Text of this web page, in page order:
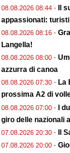
08.08.2026 08:44 - Il
appassionati:
08.08.2026 08:16 -
Langella!
08.08.2026 08:00 -
azzurra di canoa
08.08.2026 07:30 - La
prossima A2 di
08.08.2026 07:00 - I
giro delle nazionali
07.08.2026 20:30 - Il
07.08.2026 20:00 -